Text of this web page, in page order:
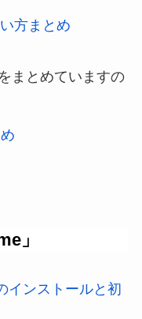
方まとめ
まとめていますの
」
インストールと初